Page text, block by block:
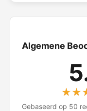
Algemene
Gebaseerd op 50